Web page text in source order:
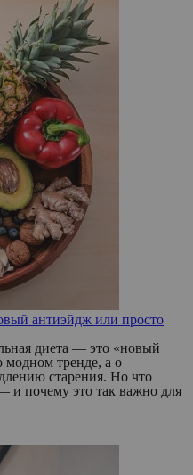
антиэйдж или просто
диета — это «новый
модном тренде, а о
старения. Но что
и почему это так важно для